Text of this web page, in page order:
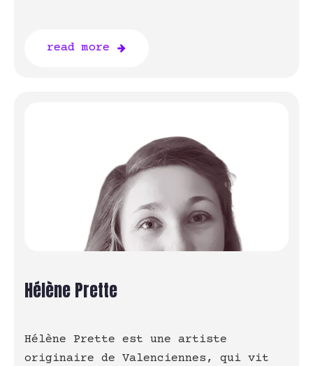
read more
Hélène Prette
Hélène Prette est une artiste
originaire de Valenciennes, qui vit